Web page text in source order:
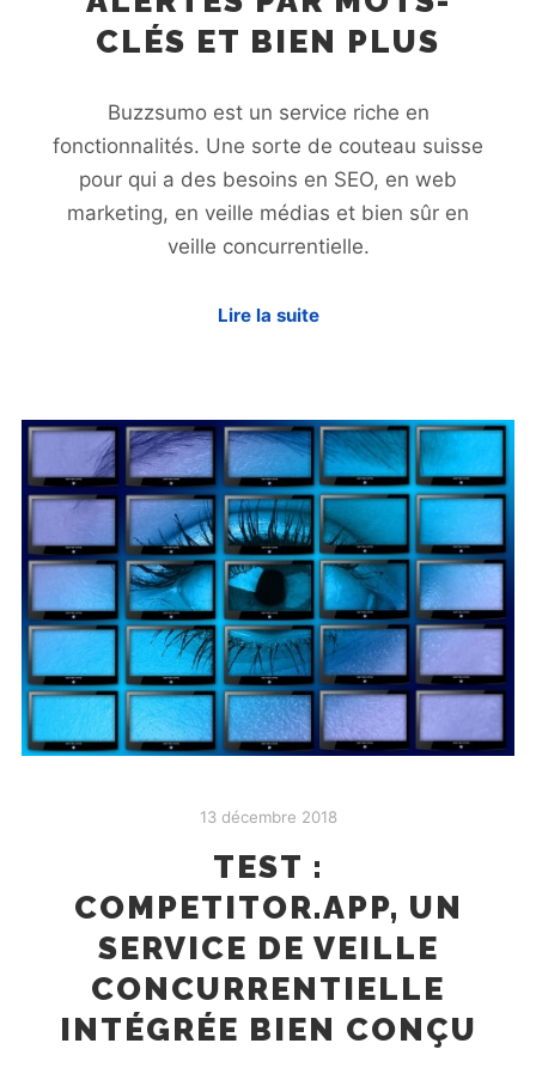
CLÉS ET BIEN PLUS
Buzzsumo est un service riche en
fonctionnalités. Une sorte de couteau suisse
pour qui a des besoins en SEO, en web
marketing, en veille médias et bien sûr en
veille concurrentielle.
Lire la suite
13 décembre 2018
TEST :
COMPETITOR.APP, UN
SERVICE DE VEILLE
CONCURRENTIELLE
INTÉGRÉE BIEN CONÇU